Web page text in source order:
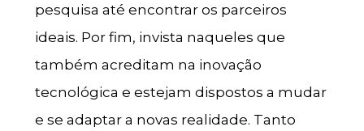
pesquisa até encontrar os parceiros
ideais. Por fim, invista naqueles que
também acreditam na inovação
tecnológica e estejam dispostos a mudar
e se adaptar a novas realidade. Tanto